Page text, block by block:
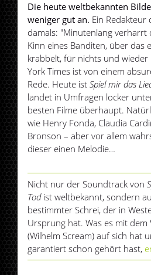
Die heute weltbekannten
weniger gut an. Ein Redakteur
damals: "Minutenlang verharrt
Kinn eines Banditen, über das
krabbelt, für nichts und wieder
York Times ist von einem
Rede. Heute istSpiel mir das
landet in Umfragen locker
besten Filme überhaupt.
wie Henry Fonda, Claudia
Bronson – aber vor allem
dieser einen Melodie…
Nicht nur der Soundtrack von
Todist weltbekannt, sondern
bestimmter Schrei, der in
Ursprung hat. Was es mit dem
(Wilhelm Scream) auf sich hat
garantiert schon gehört hast,